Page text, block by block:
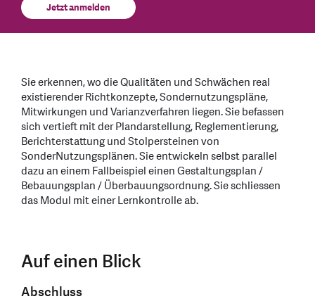
Jetzt anmelden
Sie erkennen, wo die Qualitäten und Schwächen real
existierender Richtkonzepte, Sondernutzungspläne,
Mitwirkungen und Varianzverfahren liegen. Sie befassen
sich vertieft mit der Plandarstellung, Reglementierung,
Berichterstattung und Stolpersteinen von
SonderNutzungsplänen. Sie entwickeln selbst parallel
dazu an einem Fallbeispiel einen Gestaltungsplan /
Bebauungsplan / Überbauungsordnung. Sie schliessen
das Modul mit einer Lernkontrolle ab.
Auf einen Blick
Abschluss